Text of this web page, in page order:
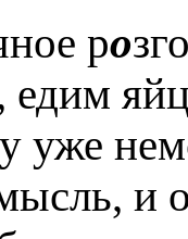
ро
едим
уже
и